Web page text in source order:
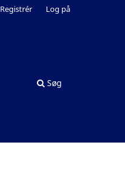
Søg
Registrér Log på